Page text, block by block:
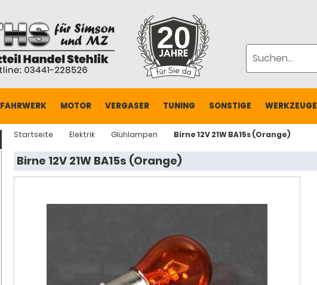
FAHRWERK MOTOR VERGASER TUNING SONSTIGE WERKZEUGE
Startseite Elektrik Glühlampen Birne 12V 21W BA15s (Orange)
Birne 12V 21W BA15s (Orange)